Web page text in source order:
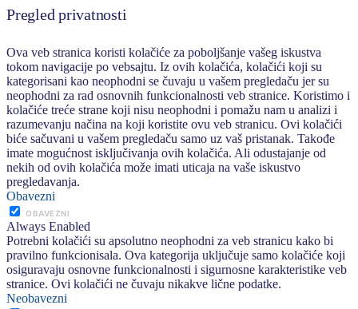
Pregled privatnosti
Ova veb stranica koristi kolačiće za poboljšanje vašeg iskustva
tokom navigacije po vebsajtu. Iz ovih kolačića, kolačići koji su
kategorisani kao neophodni se čuvaju u vašem pregledaču jer su
neophodni za rad osnovnih funkcionalnosti veb stranice. Koristimo i
kolačiće treće strane koji nisu neophodni i pomažu nam u analizi i
razumevanju načina na koji koristite ovu veb stranicu. Ovi kolačići
biće sačuvani u vašem pregledaču samo uz vaš pristanak. Takođe
imate mogućnost isključivanja ovih kolačića. Ali odustajanje od
nekih od ovih kolačića može imati uticaja na vaše iskustvo
pregledavanja.
Obavezni
OBAVEZNI
Always Enabled
Potrebni kolačići su apsolutno neophodni za veb stranicu kako bi
pravilno funkcionisala. Ova kategorija uključuje samo kolačiće koji
osiguravaju osnovne funkcionalnosti i sigurnosne karakteristike veb
stranice. Ovi kolačići ne čuvaju nikakve lične podatke.
Neobavezni